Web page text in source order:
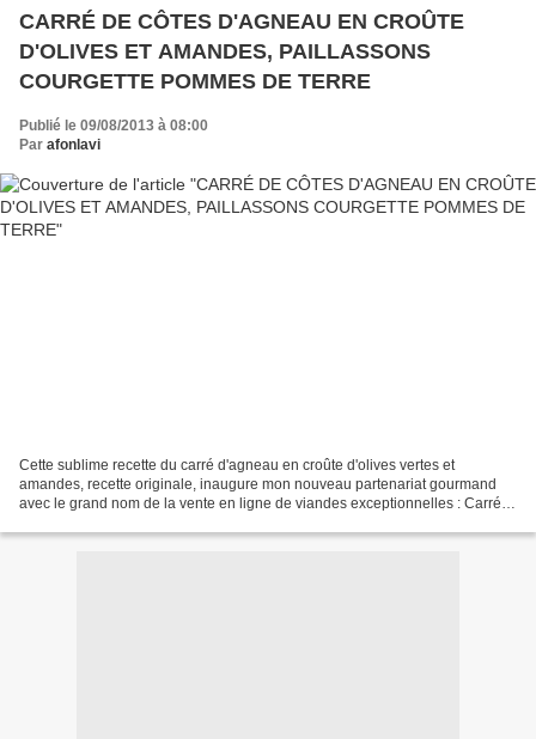
CARRÉ DE CÔTES D'AGNEAU EN CROÛTE
D'OLIVES ET AMANDES, PAILLASSONS
COURGETTE POMMES DE TERRE
Publié le 09/08/2013 à 08:00
Par afonlavi
Cette sublime recette du carré d'agneau en croûte d'olives vertes et
amandes, recette originale, inaugure mon nouveau partenariat gourmand
avec le grand nom de la vente en ligne de viandes exceptionnelles : Carré